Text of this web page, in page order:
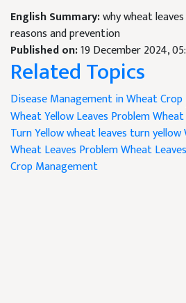
English Summary:why wheat
reasons and prevention
Published on:19 December 2024,
Related Topics
Disease Management in Wheat Crop
Wheat Yellow Leaves Problem
Turn Yellowwheat leaves turn yellow
Wheat Leaves ProblemWheat
Crop Management